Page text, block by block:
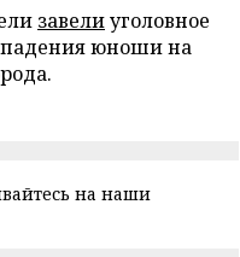
завелиуголовное
юноши на
на наши